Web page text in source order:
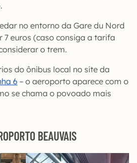
no entorno da Gare du Nord
7 euros (caso consiga a tarifa
o trem.
do ônibus local no site da
6 – o aeroporto aparece com o
se chama o povoado mais
BEAUVAIS